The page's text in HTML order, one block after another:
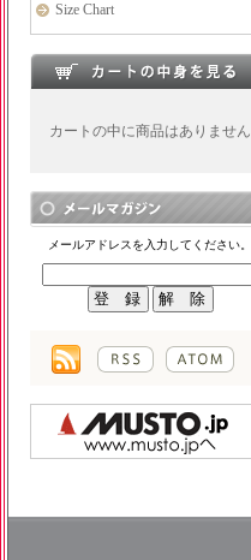
Size Chart
カートの中に商品はありません
メールアドレスを入力してください。